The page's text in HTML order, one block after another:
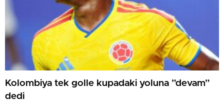
Kolombiya tek golle kupadaki yoluna ”devam”
dedi